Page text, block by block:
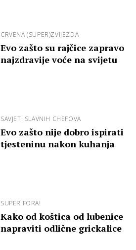
CRVENA (SUPER)ZVIJEZDA
Evo zašto su rajčice zapravo
najzdravije voće na svijetu
SAVJETI SLAVNIH CHEFOVA
Evo zašto nije dobro ispirati
tjesteninu nakon kuhanja
SUPER FORA!
Kako od koštica od lubenice
napraviti odlične grickalice